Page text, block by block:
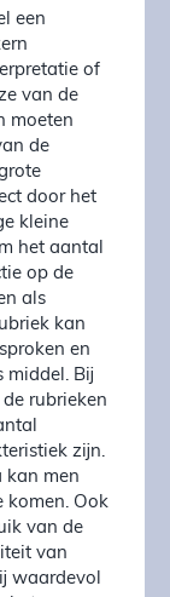
een
of
van de
moeten
de
door het
kleine
het aantal
op de
als
kan
en
middel. Bij
rubrieken
zijn.
kan men
komen. Ook
van de
van
waardevol